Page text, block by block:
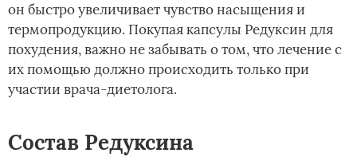
он быстро увеличивает чувство насыщения и
термопродукцию. Покупая капсулы Редуксин для
похудения, важно не забывать о том, что лечение с
их помощью должно происходить только при
участии врача-диетолога.
Состав Редуксина